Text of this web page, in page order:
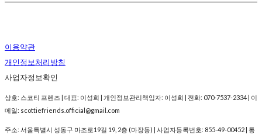
이용약관
개인정보처리방침
사업자정보확인
상호: 스코티 프렌즈 | 대표: 이성희 | 개인정보관리책임자: 이성희 | 전화: 070-7537-2334 | 이
메일: scottiefriends.official@gmail.com
주소: 서울특별시 성동구 마조로19길 19, 2층 (마장동) | 사업자등록번호: 855-49-00452 | 통